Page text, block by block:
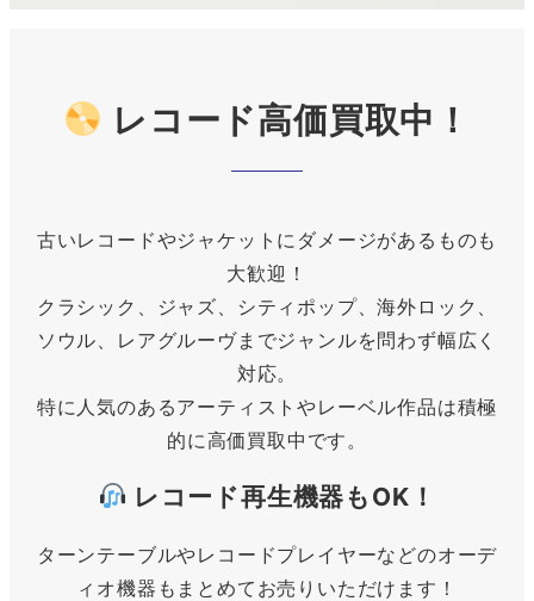
レコード高価買取中！
古いレコードやジャケットにダメージがあるものも
大歓迎！
クラシック、ジャズ、シティポップ、海外ロック、
ソウル、レアグルーヴまでジャンルを問わず幅広く
対応。
特に人気のあるアーティストやレーベル作品は積極
的に高価買取中です。
レコード再生機器もOK！
ターンテーブルやレコードプレイヤーなどのオーデ
ィオ機器もまとめてお売りいただけます！